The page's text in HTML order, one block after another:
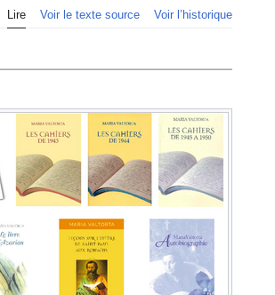
Lire Voir le texte source Voir l’historique